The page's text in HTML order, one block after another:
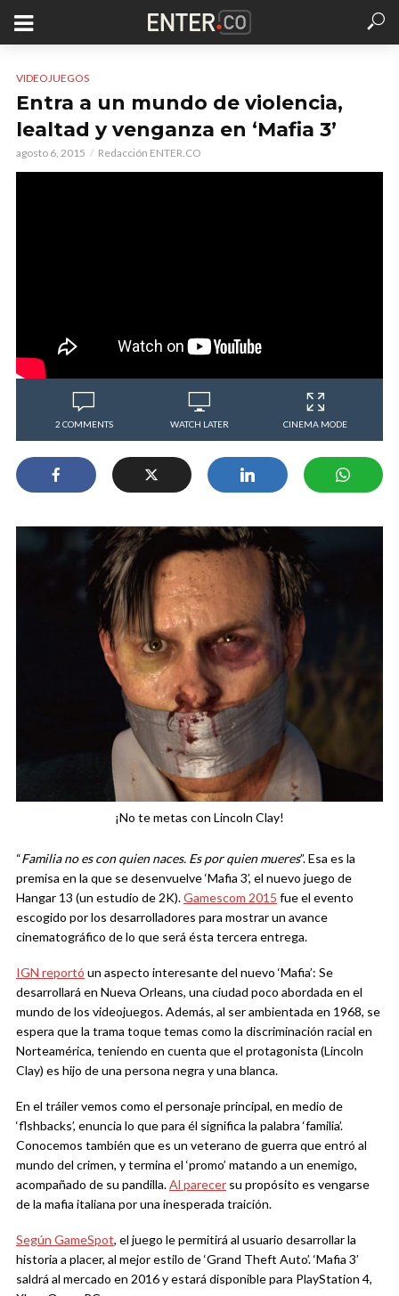
VIDEOJUEGOS
Entra a un mundo de violencia,
lealtad y venganza en ‘Mafia 3’
agosto 6, 2015 Redacción ENTER.CO
2 COMMENTS WATCH LATER CINEMA MODE
¡No te metas con Lincoln Clay!
“Familia no es con quien naces. Es por quien mueres”. Esa es la
premisa en la que se desenvuelve ‘Mafia 3’, el nuevo juego de
Hangar 13 (un estudio de 2K).Gamescom 2015 fue el evento
escogido por los desarrolladores para mostrar un avance
cinematográfico de lo que será ésta tercera entrega.
IGN reportó un aspecto interesante del nuevo ‘Mafia’: Se
desarrollará en Nueva Orleans, una ciudad poco abordada en el
mundo de los videojuegos. Además, al ser ambientada en 1968, se
espera que la trama toque temas como la discriminación racial en
Norteamérica, teniendo en cuenta que el protagonista (Lincoln
Clay) es hijo de una persona negra y una blanca.
En el tráiler vemos como el personaje principal, en medio de
‘flshbacks’, enuncia lo que para él significa la palabra ‘familia’.
Conocemos también que es un veterano de guerra que entró al
mundo del crimen, y termina el ‘promo’ matando a un enemigo,
acompañado de su pandilla.Al parecer su propósito es vengarse
de la mafia italiana por una inesperada traición.
Según GameSpot, el juego le permitirá al usuario desarrollar la
historia a placer, al mejor estilo de ‘Grand Theft Auto’. ‘Mafia 3’
saldrá al mercado en 2016 y estará disponible para PlayStation 4,